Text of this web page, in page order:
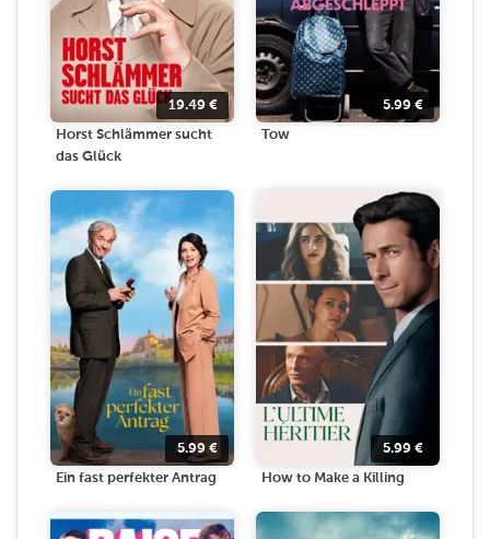
19.49 €
Horst Schlämmer sucht
das Glück
5.99 €
Tow
5.99 €
Ein fast perfekter Antrag
5.99 €
How to Make a Killing